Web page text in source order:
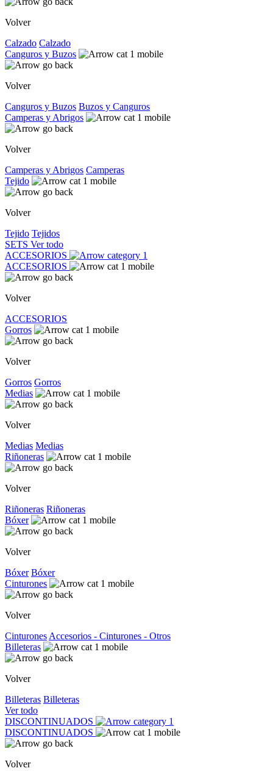
Volver
Calzado Calzado
Canguros y Buzos
Volver
Canguros y Buzos Buzos y Canguros
Camperas y Abrigos
Volver
Camperas y Abrigos Camperas
Tejido
Volver
Tejido Tejidos
SETS Ver todo
ACCESORIOS
ACCESORIOS
Volver
ACCESORIOS
Gorros
Volver
Gorros Gorros
Medias
Volver
Medias Medias
Riñoneras
Volver
Riñoneras Riñoneras
Bóxer
Volver
Bóxer Bóxer
Cinturones
Volver
Cinturones Accesorios - Cinturones - Otros
Billeteras
Volver
Billeteras Billeteras
Ver todo
DISCONTINUADOS
DISCONTINUADOS
Volver